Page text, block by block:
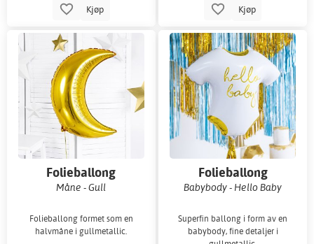
Kjøp Kjøp
Folieballong
Måne - Gull
Folieballong formet som en
halvmåne i gullmetallic.
Folieballong
Babybody - Hello Baby
Superfin ballong i form av en
babybody, fine detaljer i